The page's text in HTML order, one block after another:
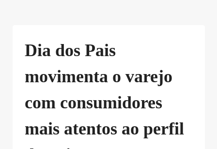
Dia dos Pais
movimenta o varejo
com consumidores
mais atentos ao perfil